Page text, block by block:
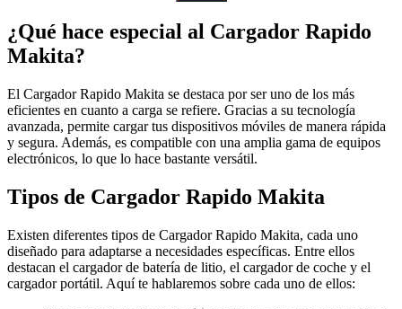
¿Qué hace especial al Cargador Rapido
Makita?
El Cargador Rapido Makita se destaca por ser uno de los más
eficientes en cuanto a carga se refiere. Gracias a su tecnología
avanzada, permite cargar tus dispositivos móviles de manera rápida
y segura. Además, es compatible con una amplia gama de equipos
electrónicos, lo que lo hace bastante versátil.
Tipos de Cargador Rapido Makita
Existen diferentes tipos de Cargador Rapido Makita, cada uno
diseñado para adaptarse a necesidades específicas. Entre ellos
destacan el cargador de batería de litio, el cargador de coche y el
cargador portátil. Aquí te hablaremos sobre cada uno de ellos: